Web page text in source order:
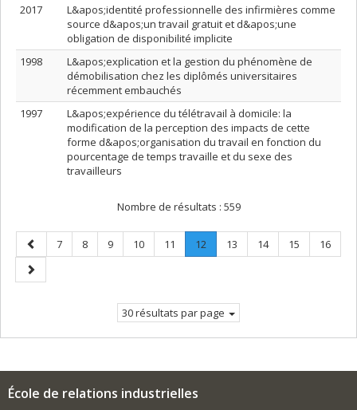
2017
L&apos;identité professionnelle des infirmières comme
source d&apos;un travail gratuit et d&apos;une
obligation de disponibilité implicite
1998
L&apos;explication et la gestion du phénomène de
démobilisation chez les diplômés universitaires
récemment embauchés
1997
L&apos;expérience du télétravail à domicile: la
modification de la perception des impacts de cette
forme d&apos;organisation du travail en fonction du
pourcentage de temps travaille et du sexe des
travailleurs
Nombre de résultats : 559
Page
précédente
Page
7 Page
8 Page
9 Page
10 Page
11 Page
12
Page
Page
13 Page
14 Page
15 Page
16
Page
suivante
30 résultats par page
École de relations industrielles